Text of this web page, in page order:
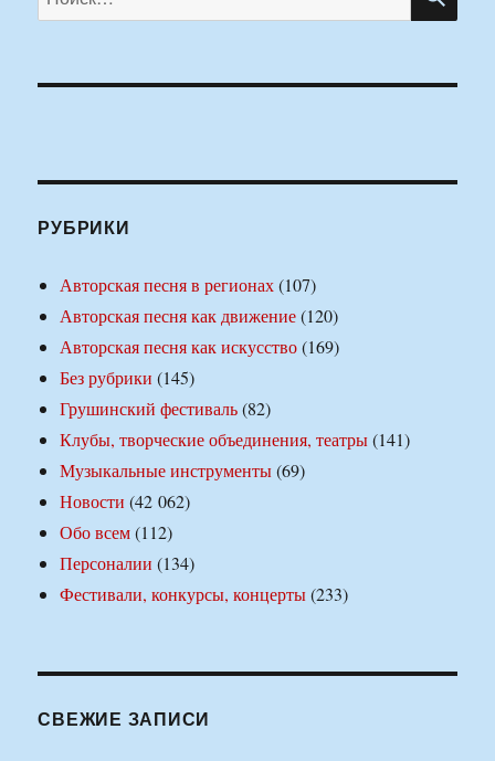
РУБРИКИ
Авторская песня в регионах(107)
Авторская песня как движение(120)
Авторская песня как искусство(169)
Без рубрики (145)
Грушинский фестиваль(82)
Клубы, творческие объединения, театры(141)
Музыкальные инструменты(69)
Новости (42 062)
Обо всем(112)
Персоналии (134)
Фестивали, конкурсы, концерты(233)
СВЕЖИЕ ЗАПИСИ